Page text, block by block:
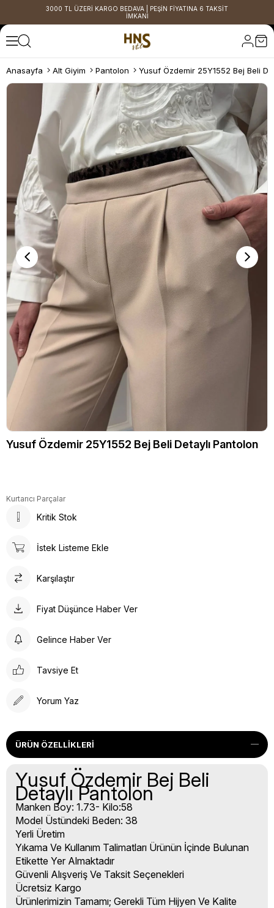
3000 TL ÜZERİ KARGO BEDAVA | PEŞİN FİYATINA 6 TAKSİT
İMKANI
Anasayfa Alt Giyim Pantolon Yusuf Özdemir 25Y1552 Bej Beli
Yusuf Özdemir 25Y1552 Bej Beli Detaylı Pantolon
Kurtarıcı Parçalar
Kritik Stok
İstek Listeme Ekle
Karşılaştır
Fiyat Düşünce Haber Ver
Gelince Haber Ver
Tavsiye Et
Yorum Yaz
ÜRÜN ÖZELLIKLERI
Yusuf Özdemir Bej Beli
Detaylı Pantolon
Manken Boy: 1.73- Kilo:58
Model Üstündeki Beden: 38
Yerli Üretim
Yıkama Ve Kullanım Talimatları Ürünün İçinde Bulunan
Etikette Yer Almaktadır
Güvenli Alışveriş Ve Taksit Seçenekleri
Ücretsiz Kargo
Ürünlerimizin Tamamı; Gerekli Tüm Hijyen Ve Kalite